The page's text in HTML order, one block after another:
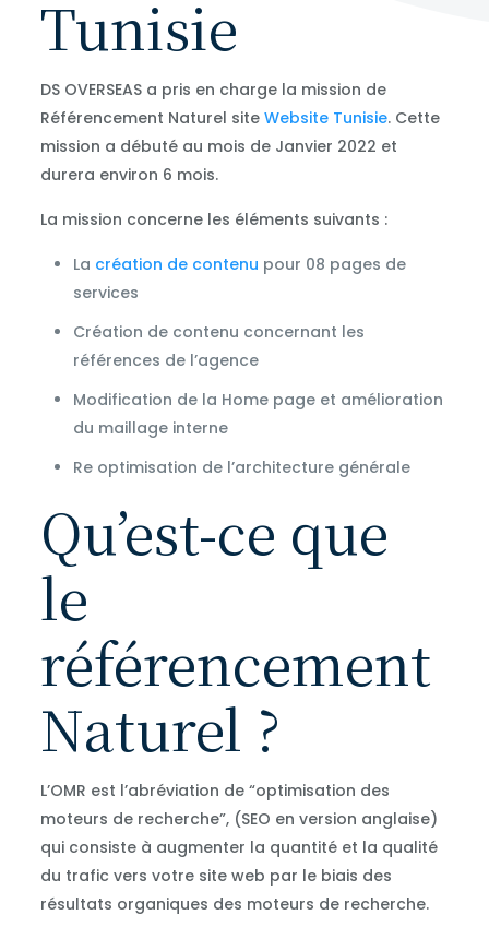
Tunisie
DS OVERSEAS a pris en charge la mission de
Référencement Naturel site Website Tunisie. Cette
mission a débuté au mois de Janvier 2022 et
durera environ 6 mois.
La mission concerne les éléments suivants :
La création de contenu pour 08 pages de
services
Création de contenu concernant les
références de l’agence
Modification de la Home page et amélioration
du maillage interne
Re optimisation de l’architecture générale
Qu’est-ce que
le
référencement
Naturel ?
L’OMR est l’abréviation de “optimisation des
moteurs de recherche”, (SEO en version anglaise)
qui consiste à augmenter la quantité et la qualité
du trafic vers votre site web par le biais des
résultats organiques des moteurs de recherche.